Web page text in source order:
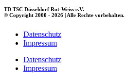
TD TSC Düsseldorf Rot-Weiss e.V.
© Copyright 2000 - 2026 | Alle Rechte vorbehalten.
Datenschutz
Impressum
Datenschutz
Impressum